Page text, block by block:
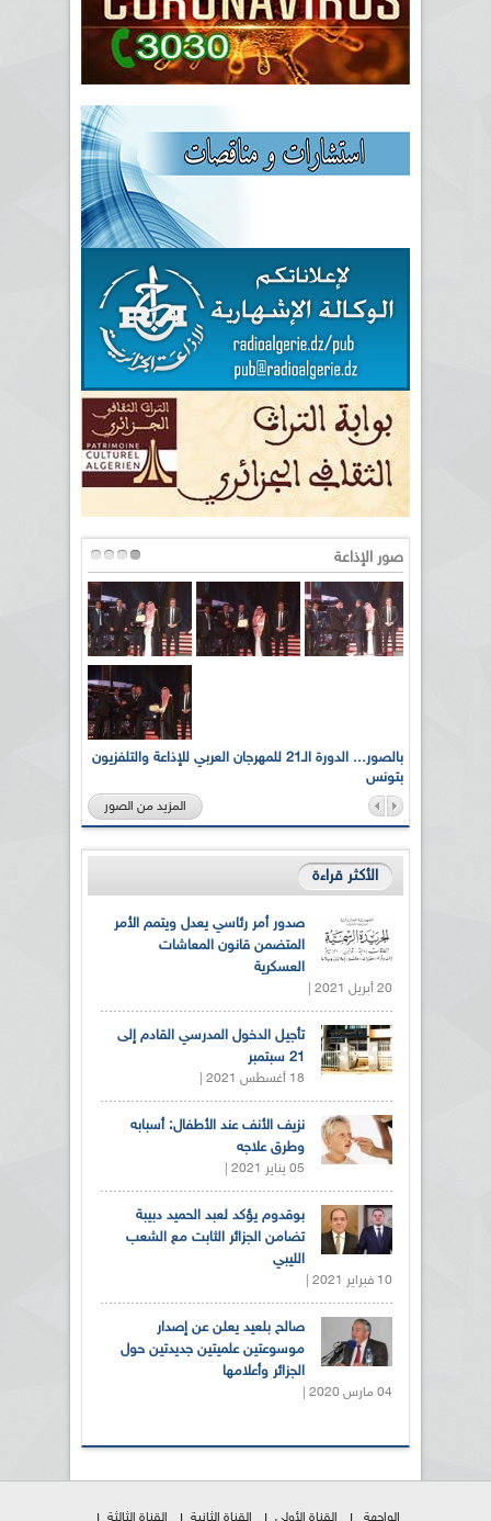
صور الإذاعة
بالصور... الدورة الـ21 للمهرجان العربي للإذاعة والتلفزيون
بتونس
المزيد من الصور
الأكثر قراءة
صدور أمر رئاسي يعدل ويتمم الأمر
المتضمن قانون المعاشات
العسكرية
20 أبريل 2021 |
تأجيل الدخول المدرسي القادم إلى
21 سبتمبر
18 أغسطس 2021 |
نزيف الأنف عند الأطفال: أسبابه
وطرق علاجه
05 يناير 2021 |
بوقدوم يؤكد لعبد الحميد دبيبة
تضامن الجزائر الثابت مع الشعب
الليبي
10 فبراير 2021 |
صالح بلعيد يعلن عن إصدار
موسوعتين علميتين جديدتين حول
الجزائر وأعلامها
04 مارس 2020 |
الواجهة القناة الأولى القناة الثانية القناة الثالثة